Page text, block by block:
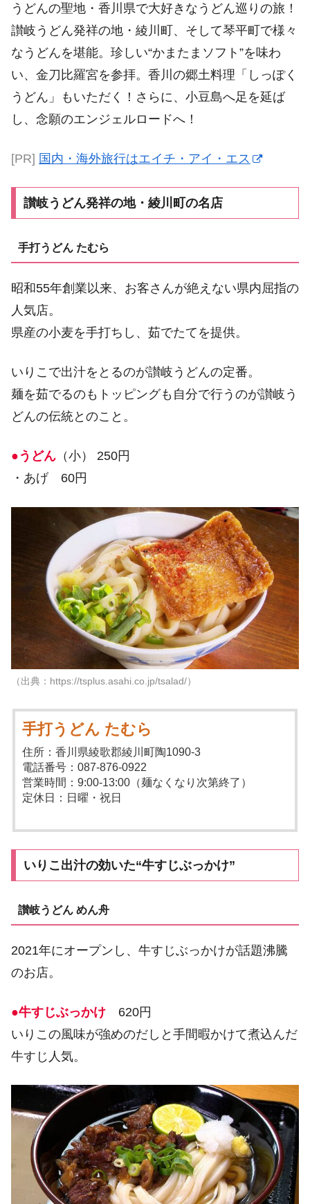
うどんの聖地・香川県で大好きなうどん巡りの旅！
讃岐うどん発祥の地・綾川町、そして琴平町で様々
なうどんを堪能。珍しい“かまたまソフト”を味わ
い、金刀比羅宮を参拝。香川の郷土料理「しっぽく
うどん」もいただく！さらに、小豆島へ足を延ば
し、念願のエンジェルロードへ！
[PR] 国内・海外旅行はエイチ・アイ・エス
讃岐うどん発祥の地・綾川町の名店
手打うどん たむら
昭和55年創業以来、お客さんが絶えない県内屈指の
人気店。
県産の小麦を手打ちし、茹でたてを提供。
いりこで出汁をとるのが讃岐うどんの定番。
麺を茹でるのもトッピングも自分で行うのが讃岐う
どんの伝統とのこと。
●うどん （小） 250円
・あげ 60円
（出典：https://tsplus.asahi.co.jp/tsalad/）
手打うどん たむら
住所：香川県綾歌郡綾川町陶1090-3
電話番号：087-876-0922
営業時間：9:00-13:00（麺なくなり次第終了）
定休日：日曜・祝日
いりこ出汁の効いた“牛すじぶっかけ”
讃岐うどん めん舟
2021年にオープンし、牛すじぶっかけが話題沸騰
のお店。
●牛すじぶっかけ 620円
いりこの風味が強めのだしと手間暇かけて煮込んだ
牛すじ人気。